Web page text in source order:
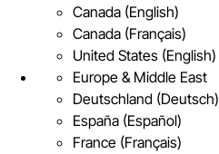
Canada (English)
Canada (Français)
United States (English)
Europe & Middle East
Deutschland (Deutsch)
España (Español)
France (Français)